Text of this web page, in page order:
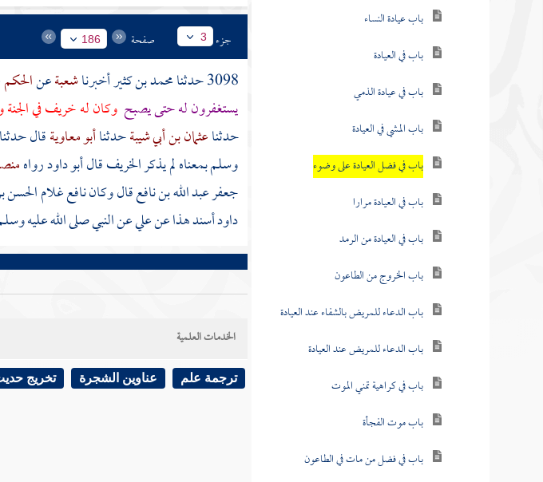
باب عيادة النساء
باب في العيادة
باب في عيادة الذمي
باب المشي في العيادة
باب في فضل العيادة على وضوء
باب في العيادة مرارا
باب في العيادة من الرمد
باب الخروج من الطاعون
باب الدعاء للمريض بالشفاء عند العيادة
باب الدعاء للمريض عند العيادة
باب في كراهية تمني الموت
باب موت الفجأة
باب في فضل من مات في الطاعون
جزء 3 صفحة 186
3098 حدثنا محمد بن كثيرأخبرناشعبةعنالحكم
يستغفرون له حتى يصبح وكان له خريف في
حدثناعثمان بن أبي شيبةحدثناأبو معاويةقال حدثنا
وسلم بمعناه لم يذكر الخريف قال أبو داود رواه
جعفر عبد الله بن نافعقال وكاننافعغلامالحسن
داود أسند هذا عنعليعن النبي صلى الله عليه
الخدمات العلمية
ترجمة علم عناوين الشجرة تخريج